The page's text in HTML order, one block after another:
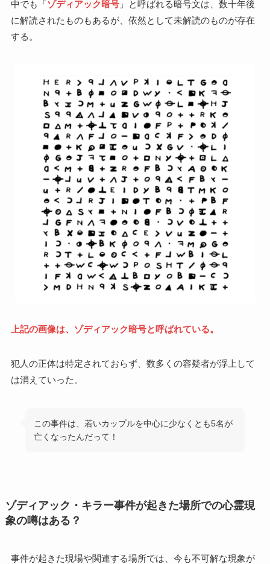
中でも「ゾディアック暗号」と呼ばれる暗号文は、数十年後
に解読されたものもあるが、依然として未解読のものが存在
する。
上記の画像は、ゾディアック暗号と呼ばれている。
犯人の正体は特定されておらず、数多くの容疑者が浮上して
は消えていった。
この事件は、若いカップルを中心に少なくとも5名が
亡くなったんだって！
ゾディアック・キラー事件が起きた場所での心霊現
象の噂はある？
事件が起きた現場や関連する場所では、今も不可解な現象が